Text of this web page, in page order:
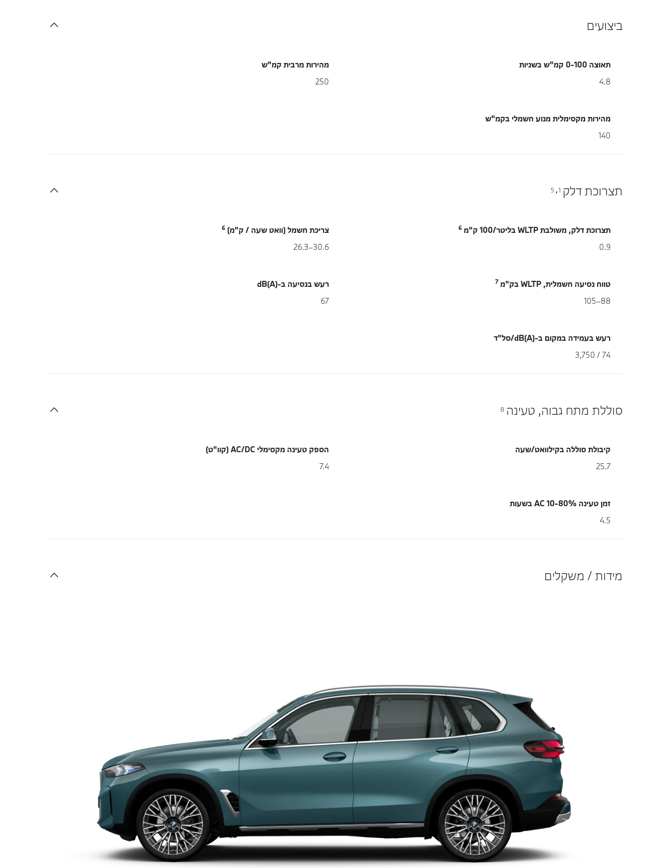
ביצועים
תאוצה 0-100 קמ"ש בשניות
4.8
מהירות מרבית קמ"ש
250
מהירות מקסימלית מנוע חשמלי בקמ"ש
140
תצרוכת דלק 1
,
5
תצרוכת דלק, משולבת WLTP בליטר/100 ק"מ 6
0.9
צריכת חשמל (וואט שעה / ק"מ) 6
30.6–26.3
טווח נסיעה חשמלית, WLTP בק"מ 7
88–105
רעש בנסיעה ב-dB(A)
67
רעש בעמידה במקום ב-dB(A)/סל"ד
74 / 3,750
סוללת מתח גבוה, טעינה 8
קיבולת סוללה בקילוואט/שעה
25.7
הספק טעינה מקסימלי AC/DC (קוו"ט)
7.4
זמן טעינה 10-80% AC בשעות
4.5
מידות / משקלים